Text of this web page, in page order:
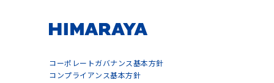
コーポレートガバナンス基本方針
コンプライアンス基本方針